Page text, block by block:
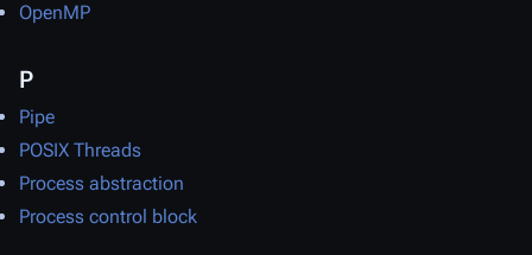
OpenMP
P
Pipe
POSIX Threads
Process abstraction
Process control block